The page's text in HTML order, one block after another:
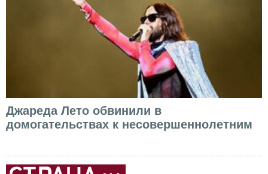
Джареда Лето обвинили в
домогательствах к несовершеннолетним